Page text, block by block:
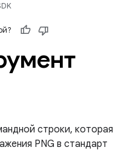
строки, которая
PNG в стандарт